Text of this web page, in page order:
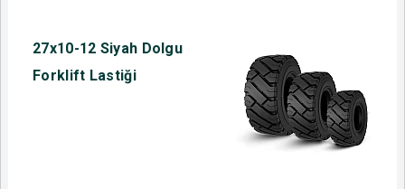
27x10-12 Siyah Dolgu
Forklift Lastiği